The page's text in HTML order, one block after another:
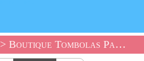
> Boutique Tombolas Parfums Et Beauté